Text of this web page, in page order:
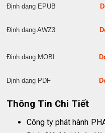
Định dạng EPUB
Định dạng AWZ3
Định dạng MOBI
Định dạng PDF
Thông Tin Chi Tiết
Công ty phát hành